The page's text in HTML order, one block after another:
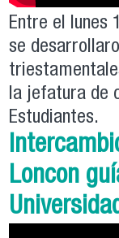
Entre el lunes
se
la jefatura de
Estudiantes.
Loncon